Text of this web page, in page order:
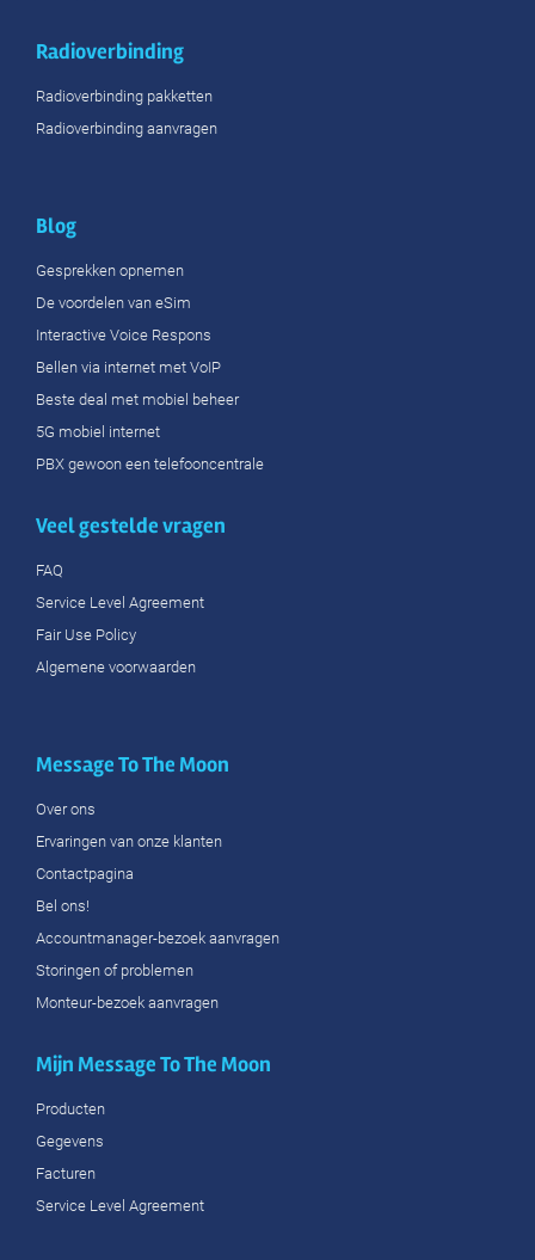
Radioverbinding
Radioverbinding pakketten
Radioverbinding aanvragen
Blog
Gesprekken opnemen
De voordelen van eSim
Interactive Voice Respons
Bellen via internet met VoIP
Beste deal met mobiel beheer
5G mobiel internet
PBX gewoon een telefooncentrale
Veel gestelde vragen
FAQ
Service Level Agreement
Fair Use Policy
Algemene voorwaarden
Message To The Moon
Over ons
Ervaringen van onze klanten
Contactpagina
Bel ons!
Accountmanager-bezoek aanvragen
Storingen of problemen
Monteur-bezoek aanvragen
Mijn Message To The Moon
Producten
Gegevens
Facturen
Service Level Agreement